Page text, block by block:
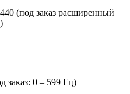
(под заказ расширенный
заказ: 0 – 599 Гц)